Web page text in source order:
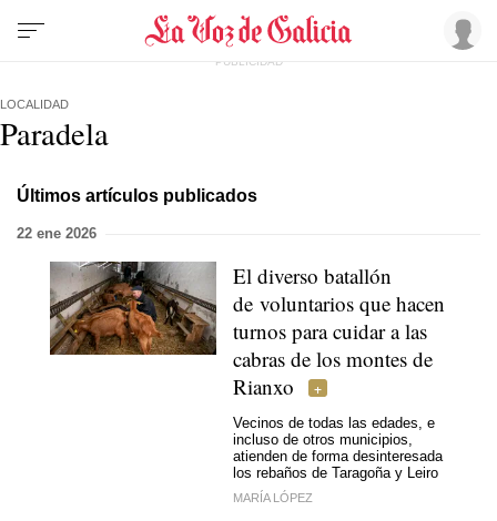
LOCALIDAD
Paradela
Últimos artículos publicados
22 ene 2026
El diverso batallón
de voluntarios que hacen
turnos para cuidar a las
cabras de los montes de
Rianxo
Vecinos de todas las edades, e
incluso de otros municipios,
atienden de forma desinteresada
los rebaños de Taragoña y Leiro
MARÍA LÓPEZ